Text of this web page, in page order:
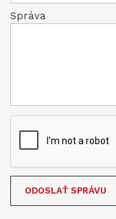
Správa